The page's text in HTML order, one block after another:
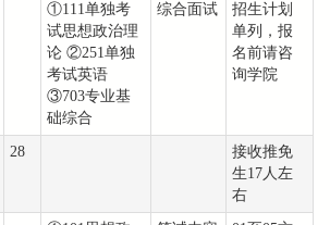
①111单独考
试思想政治理
论 ②251单独
考试英语
③703专业基
础综合
综合面试
招生计划
单列，报
名前请咨
询学院
28
接收推免
生17人左
右